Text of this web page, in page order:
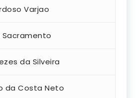
Varjao
Sacramento
da Silveira
da Costa Neto